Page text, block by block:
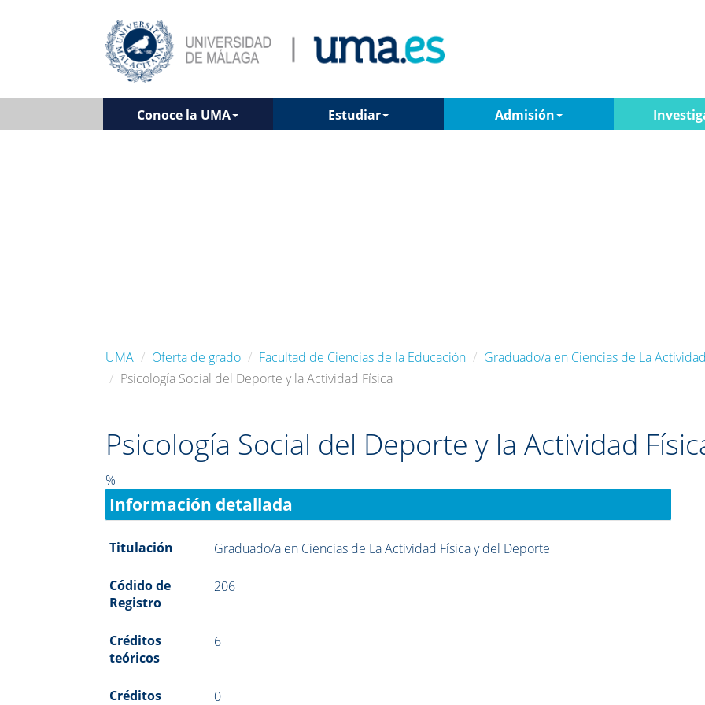
Conoce la UMA Estudiar Admisión
UMA Oferta de grado Facultad de Ciencias de la Educación
Graduado/a en Ciencias de La
Psicología Social del Deporte y la Actividad Física
Psicología Social del Deporte y la Actividad
%
Información detallada
Titulación Graduado/a en Ciencias de La Actividad Física y del Deporte
Códido de
Registro
206
Créditos
teóricos
6
Créditos
0